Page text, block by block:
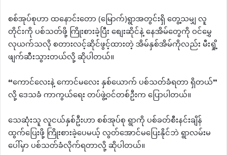
စစ်အုပ်စုဟာ ထနောင်းတော (မြောက်)ရွာအတွင်းရှိ တွေ့သမျှ လူ
တိုင်းကို ပစ်သတ်ဖို့ ကြိုးစားခဲ့ပြီး စျေးဆိုင်နဲ့ နေအိမ်တွေကို ဝင်မွှေ
လုယက်သလို စတားလင့်ဆိုင်ဖွင့်ထားတဲ့ အိမ်နှစ်အိမ်ကိုလည်း မီးရှို့
ဖျက်ဆီးသွားတယ်လို့ ဆိုပါတယ်။
“ကောင်လေးနဲ့ ကောင်မလေး နှစ်ယောက် ပစ်သတ်ခံရတာ ရှိတယ်”
လို့ ဒေသခံ ကာကွယ်ရေး တပ်ဖွဲ့၀င်တစ်ဦးက ပြောပါတယ်။
သေဆုံးသူ လူငယ်နှစ်ဦးဟာ စစ်အုပ်စု ရွာကို ပစ်ခတ်စီးနင်းချိန်
ထွက်ပြေးဖို့ ကြိုးစားခဲ့ပေမယ့် လွတ်အောင်မပြေးနိုင်ဘဲ ရွာလမ်းမ
ပေါ်မှာ ပစ်သတ်ခံလိုက်ရတာလို့ ဆိုပါတယ်။